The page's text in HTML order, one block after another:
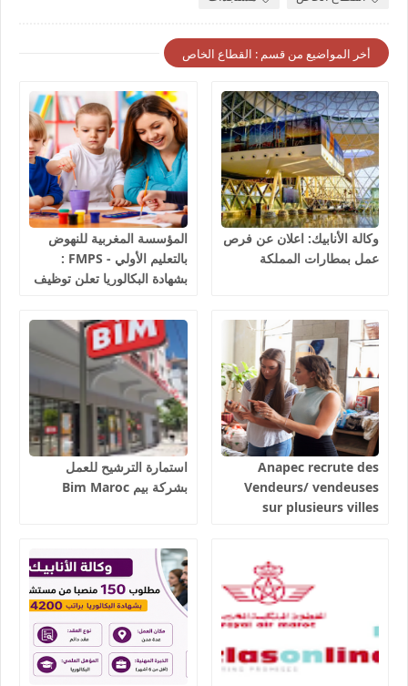
أخر المواضيع من قسم : القطاع الخاص
وكالة الأنابيك: اعلان عن فرص
عمل بمطارات المملكة
المؤسسة المغربية للنهوض
بالتعليم الأولي - FMPS :
بشهادة البكالوريا تعلن توظيف
بمختلف جهات و أقاليم
المملكة 2026
Anapec recrute des
Vendeurs/ vendeuses
sur plusieurs villes
استمارة الترشيح للعمل
بشركة بيم Bim Maroc